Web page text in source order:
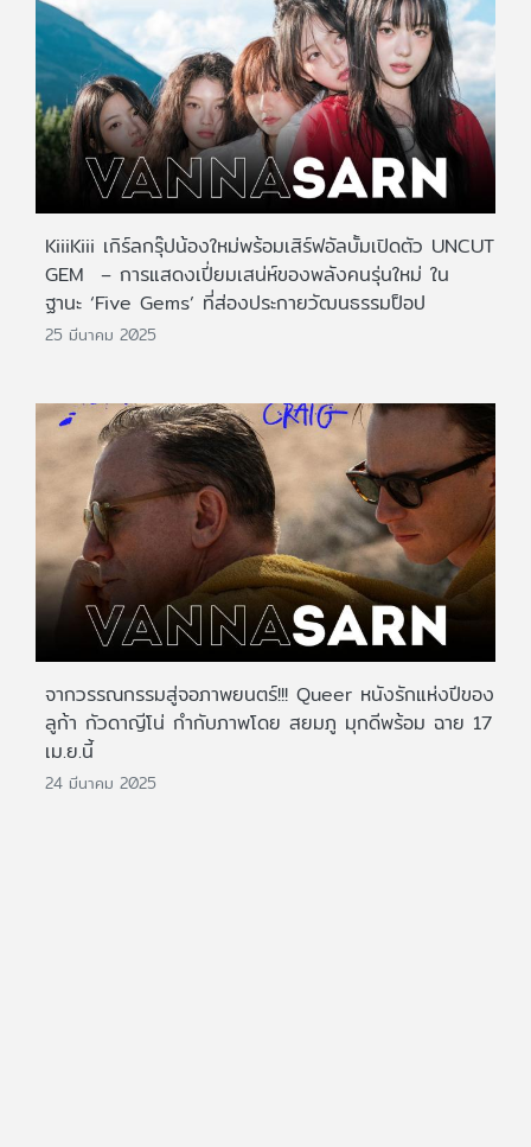
KiiiKiii เกิร์ลกรุ๊ปน้องใหม่พร้อมเสิร์ฟอัลบั้มเปิดตัว UNCUT
GEM – การแสดงเปี่ยมเสน่ห์ของพลังคนรุ่นใหม่ ใน
ฐานะ ‘Five Gems’ ที่ส่องประกายวัฒนธรรมป็อป
25 มีนาคม 2025
จากวรรณกรรมสู่จอภาพยนตร์!!! Queer หนังรักแห่งปีของ
ลูก้า กัวดาญีโน่ กำกับภาพโดย สยมภู มุกดีพร้อม ฉาย 17
เม.ย.นี้
24 มีนาคม 2025